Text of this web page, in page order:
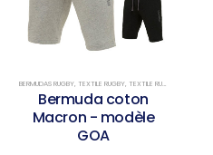
BERMUDAS RUGBY, TEXTILE RUGBY, TEXTILE RUGBY PRÉSENTATION
Bermuda coton
Macron - modèle
GOA